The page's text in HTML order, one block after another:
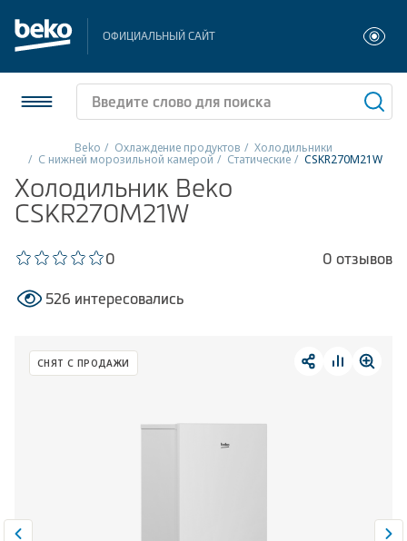
ОФИЦИАЛЬНЫЙ САЙТ
Холодильники и морозильники
Стиральные и сушильные машины
Посудомоечные машины
Плиты
Малая бытовая техника
Климатическая техника
Beko Охлаждение продуктов Холодильники
С нижней морозильной камерой Статические CSKR270M21W
Холодильник Beko
CSKR270M21W
0 0 отзывов
526 интересовались
СНЯТ С ПРОДАЖИ